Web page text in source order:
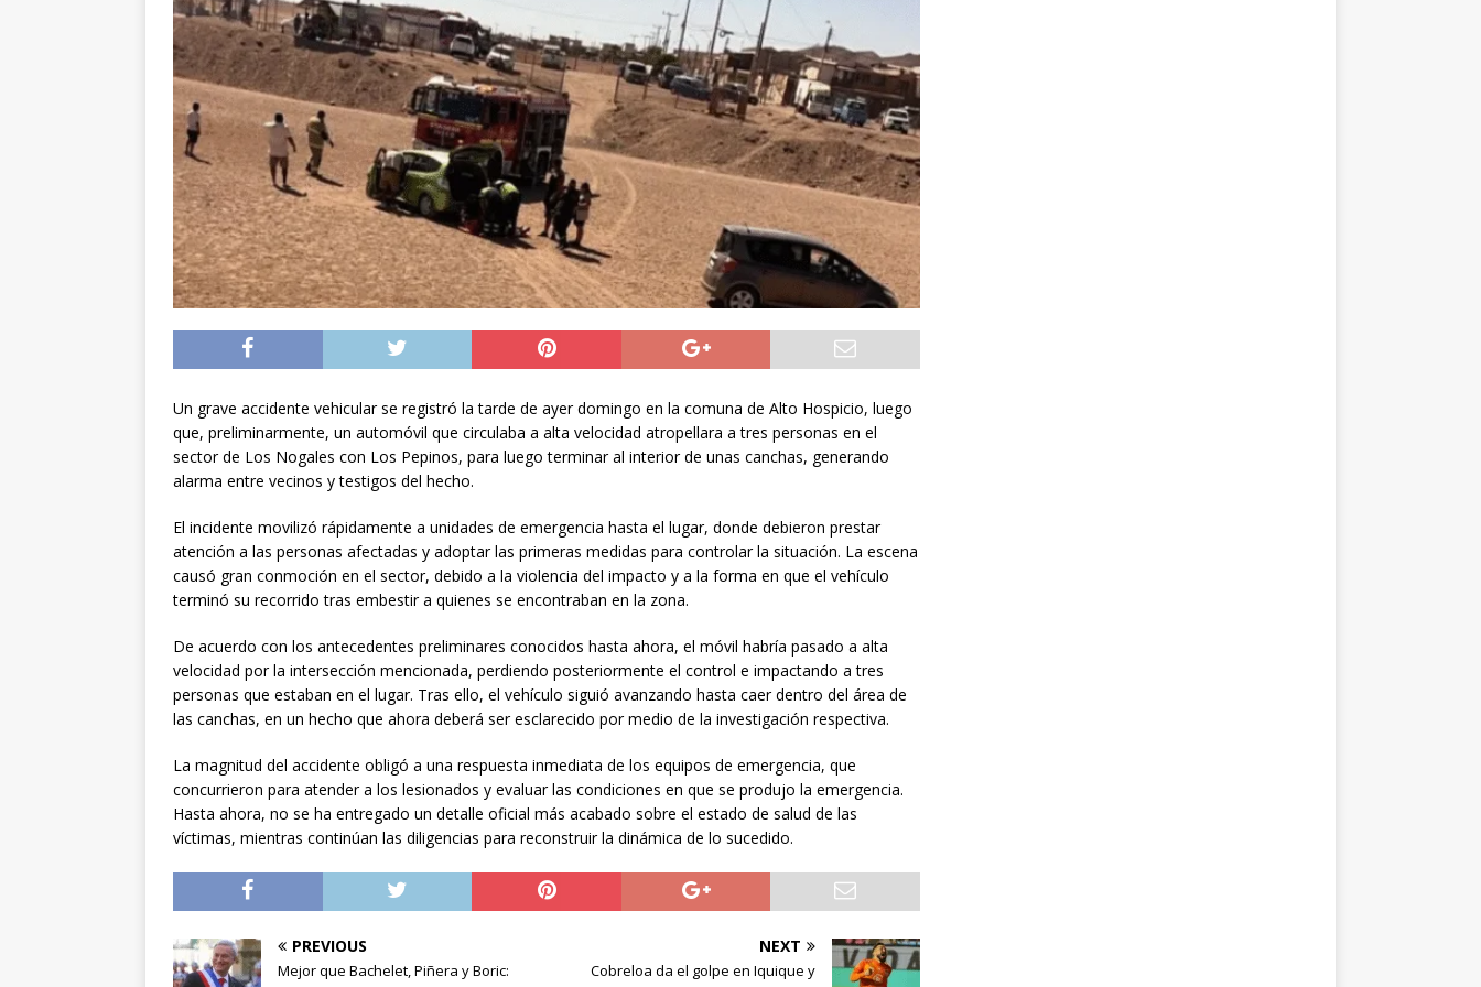
[ 05/08/2026 ] Diputado Álvaro Jofre alerta por el futuro del Casino Municipal de
Iquique
DEPORTES
[ 05/08/2026 ] Concejo Municipal aprueba proyecto para mejorar el alumbrado
público del sector El Boro
ALTO HOSPICIO
[ 06/08/2026 ]
El papa León XIV viajará a Uruguay, Argentina y Perú del 6 al 17 de
noviembre
INTERNACIONAL
Un grave accidente vehicular se registró la tarde de ayer domingo en la comuna de Alto Hospicio, luego
que, preliminarmente, un automóvil que circulaba a alta velocidad atropellara a tres personas en el
sector de Los Nogales con Los Pepinos, para luego terminar al interior de unas canchas, generando
alarma entre vecinos y testigos del hecho.
El incidente movilizó rápidamente a unidades de emergencia hasta el lugar, donde debieron prestar
atención a las personas afectadas y adoptar las primeras medidas para controlar la situación. La escena
causó gran conmoción en el sector, debido a la violencia del impacto y a la forma en que el vehículo
terminó su recorrido tras embestir a quienes se encontraban en la zona.
De acuerdo con los antecedentes preliminares conocidos hasta ahora, el móvil habría pasado a alta
velocidad por la intersección mencionada, perdiendo posteriormente el control e impactando a tres
personas que estaban en el lugar. Tras ello, el vehículo siguió avanzando hasta caer dentro del área de
las canchas, en un hecho que ahora deberá ser esclarecido por medio de la investigación respectiva.
La magnitud del accidente obligó a una respuesta inmediata de los equipos de emergencia, que
concurrieron para atender a los lesionados y evaluar las condiciones en que se produjo la emergencia.
Hasta ahora, no se ha entregado un detalle oficial más acabado sobre el estado de salud de las
víctimas, mientras continúan las diligencias para reconstruir la dinámica de lo sucedido.
PREVIOUS
Mejor que Bachelet, Piñera y Boric:
NEXT
Cobreloa da el golpe en Iquique y